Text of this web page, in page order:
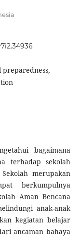
preparedness,
bagaimana
terhadap sekolah
merupakan
berkumpulnya
Aman Bencana
anak-anak
kegiatan belajar
ancaman bahaya